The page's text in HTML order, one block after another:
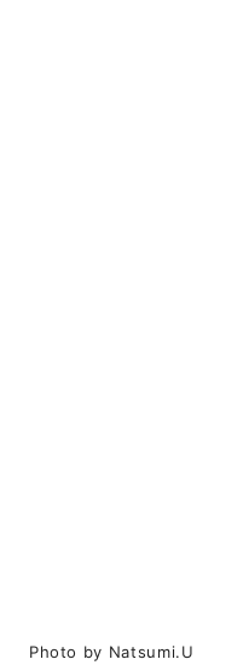
Photo by Natsumi.U